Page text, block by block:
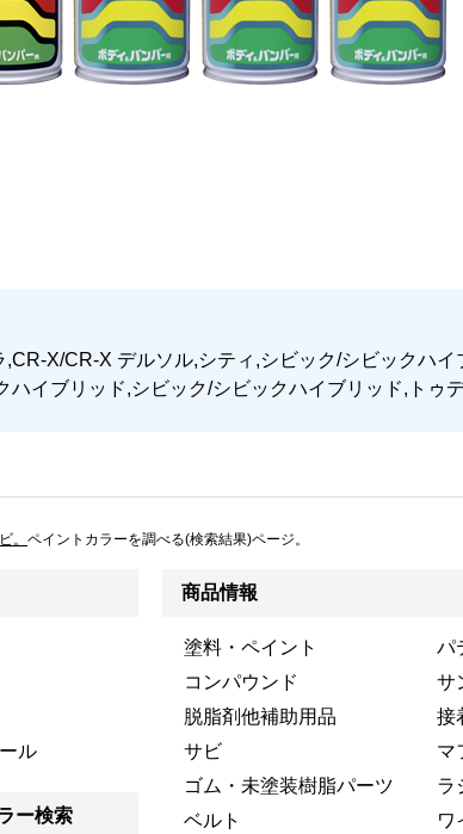
,CR-X/CR-X デルソル,シティ,シビック/シビックハ
ハイブリッド,シビック/シビックハイブリッド,トゥ
。 ペイントカラーを調べる(検索結果)ページ。
ル
ー検索
商品情報
塗料・ペイント
パ
コンパウンド
サ
脱脂剤他補助用品
接
サビ
マ
ゴム・未塗装樹脂パーツ
ラ
ベルト
ワ